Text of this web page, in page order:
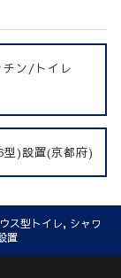
ン/トイレ
)設置(京都府)
ス型トイレ, シャワ
置